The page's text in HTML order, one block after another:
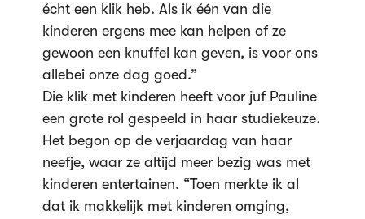
écht een klik heb. Als ik één van die
kinderen ergens mee kan helpen of ze
gewoon een knuffel kan geven, is voor ons
allebei onze dag goed.”
Die klik met kinderen heeft voor juf Pauline
een grote rol gespeeld in haar studiekeuze.
Het begon op de verjaardag van haar
neefje, waar ze altijd meer bezig was met
kinderen entertainen. “Toen merkte ik al
dat ik makkelijk met kinderen omging,